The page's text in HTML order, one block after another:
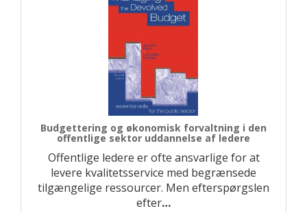
Budgettering og økonomisk forvaltning i den
offentlige sektor uddannelse af ledere
Offentlige ledere er ofte ansvarlige for at
levere kvalitetsservice med begrænsede
tilgængelige ressourcer. Men efterspørgslen
efter…